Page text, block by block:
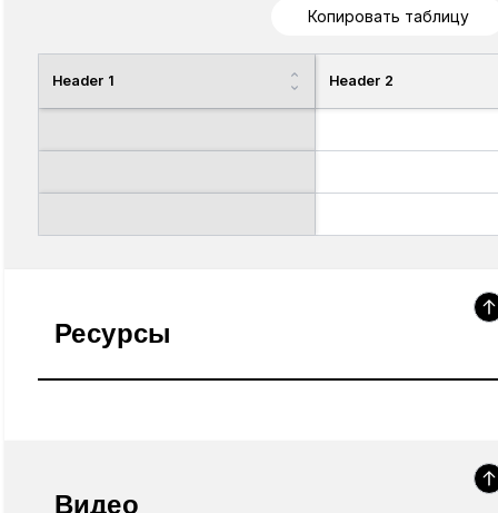
Копировать таблицу
Header 1 Header 2
Ресурсы
Видео